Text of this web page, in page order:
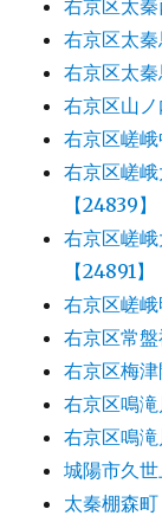
右京区太
右京区太
右京区太
右京区山
右京区嵯
右京区嵯
【24839】
右京区嵯
【24891】
右京区嵯
右京区常
右京区梅
右京区鳴
右京区鳴
城陽市久
太秦棚森